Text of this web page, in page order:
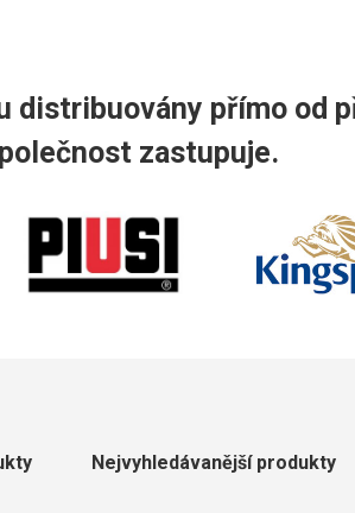
distribuovány přímo od
zastupuje.
Nejvyhledávanější produkty